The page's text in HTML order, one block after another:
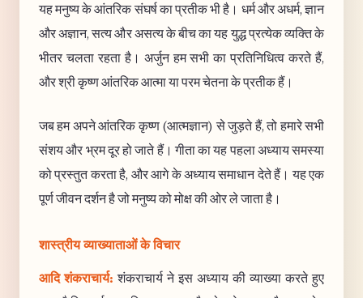
यह मनुष्य के आंतरिक संघर्ष का प्रतीक भी है। धर्म और अधर्म, ज्ञान
और अज्ञान, सत्य और असत्य के बीच का यह युद्ध प्रत्येक व्यक्ति के
भीतर चलता रहता है। अर्जुन हम सभी का प्रतिनिधित्व करते हैं,
और श्री कृष्ण आंतरिक आत्मा या परम चेतना के प्रतीक हैं।
जब हम अपने आंतरिक कृष्ण (आत्मज्ञान) से जुड़ते हैं, तो हमारे सभी
संशय और भ्रम दूर हो जाते हैं। गीता का यह पहला अध्याय समस्या
को प्रस्तुत करता है, और आगे के अध्याय समाधान देते हैं। यह एक
पूर्ण जीवन दर्शन है जो मनुष्य को मोक्ष की ओर ले जाता है।
शास्त्रीय व्याख्याताओं के विचार
आदि शंकराचार्य: शंकराचार्य ने इस अध्याय की व्याख्या करते हुए